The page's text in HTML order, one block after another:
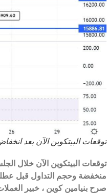
توقعات البيتكوين الآن بعد انخفاض بنسبة 75٪
توقعات البيتكوين الآن
منخفضة وحجم التداول قبل عطلة